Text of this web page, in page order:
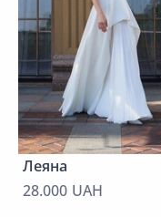
Леяна
28.000 UAH